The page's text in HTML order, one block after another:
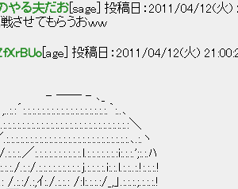
やる夫だお [sage] 投稿日：2011/04/12(火)
させてもらうおｗｗ
[age] 投稿日：2011/04/12(火)
- ､_
｀:..､
＼
､.:.ヽ
ﾊ
.:.:.: /:l:.:.:.:/_,」.:.:.:.;.:.:.:.!